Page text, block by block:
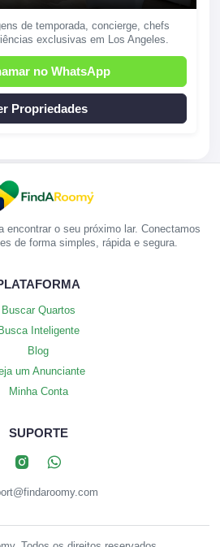
de temporada, concierge, chefs
exclusivas em Los Angeles.
no WhatsApp
Propriedades
encontrar o seu próximo lar. Conectamos
de forma simples, rápida e segura.
Buscar Quartos
Busca Inteligente
Blog
um Anunciante
Minha Conta
SUPORTE